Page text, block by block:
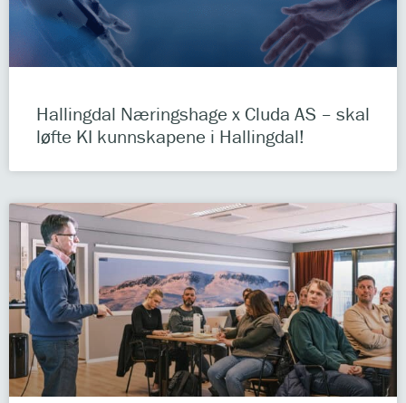
Hallingdal Næringshage x Cluda AS – skal
løfte KI kunnskapene i Hallingdal!